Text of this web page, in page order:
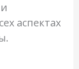
аспектах